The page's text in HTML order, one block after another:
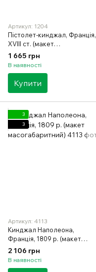
Артикул: 1204
Пістолет-кинджал, Франція,
XVIII ст. (макет
масогабаритний)
1 665 грн
В наявності
Купити
3
3
Артикул: 4113
Кинджал Наполеона,
Франція, 1809 р. (макет
масогабаритний)
2 106 грн
В наявності